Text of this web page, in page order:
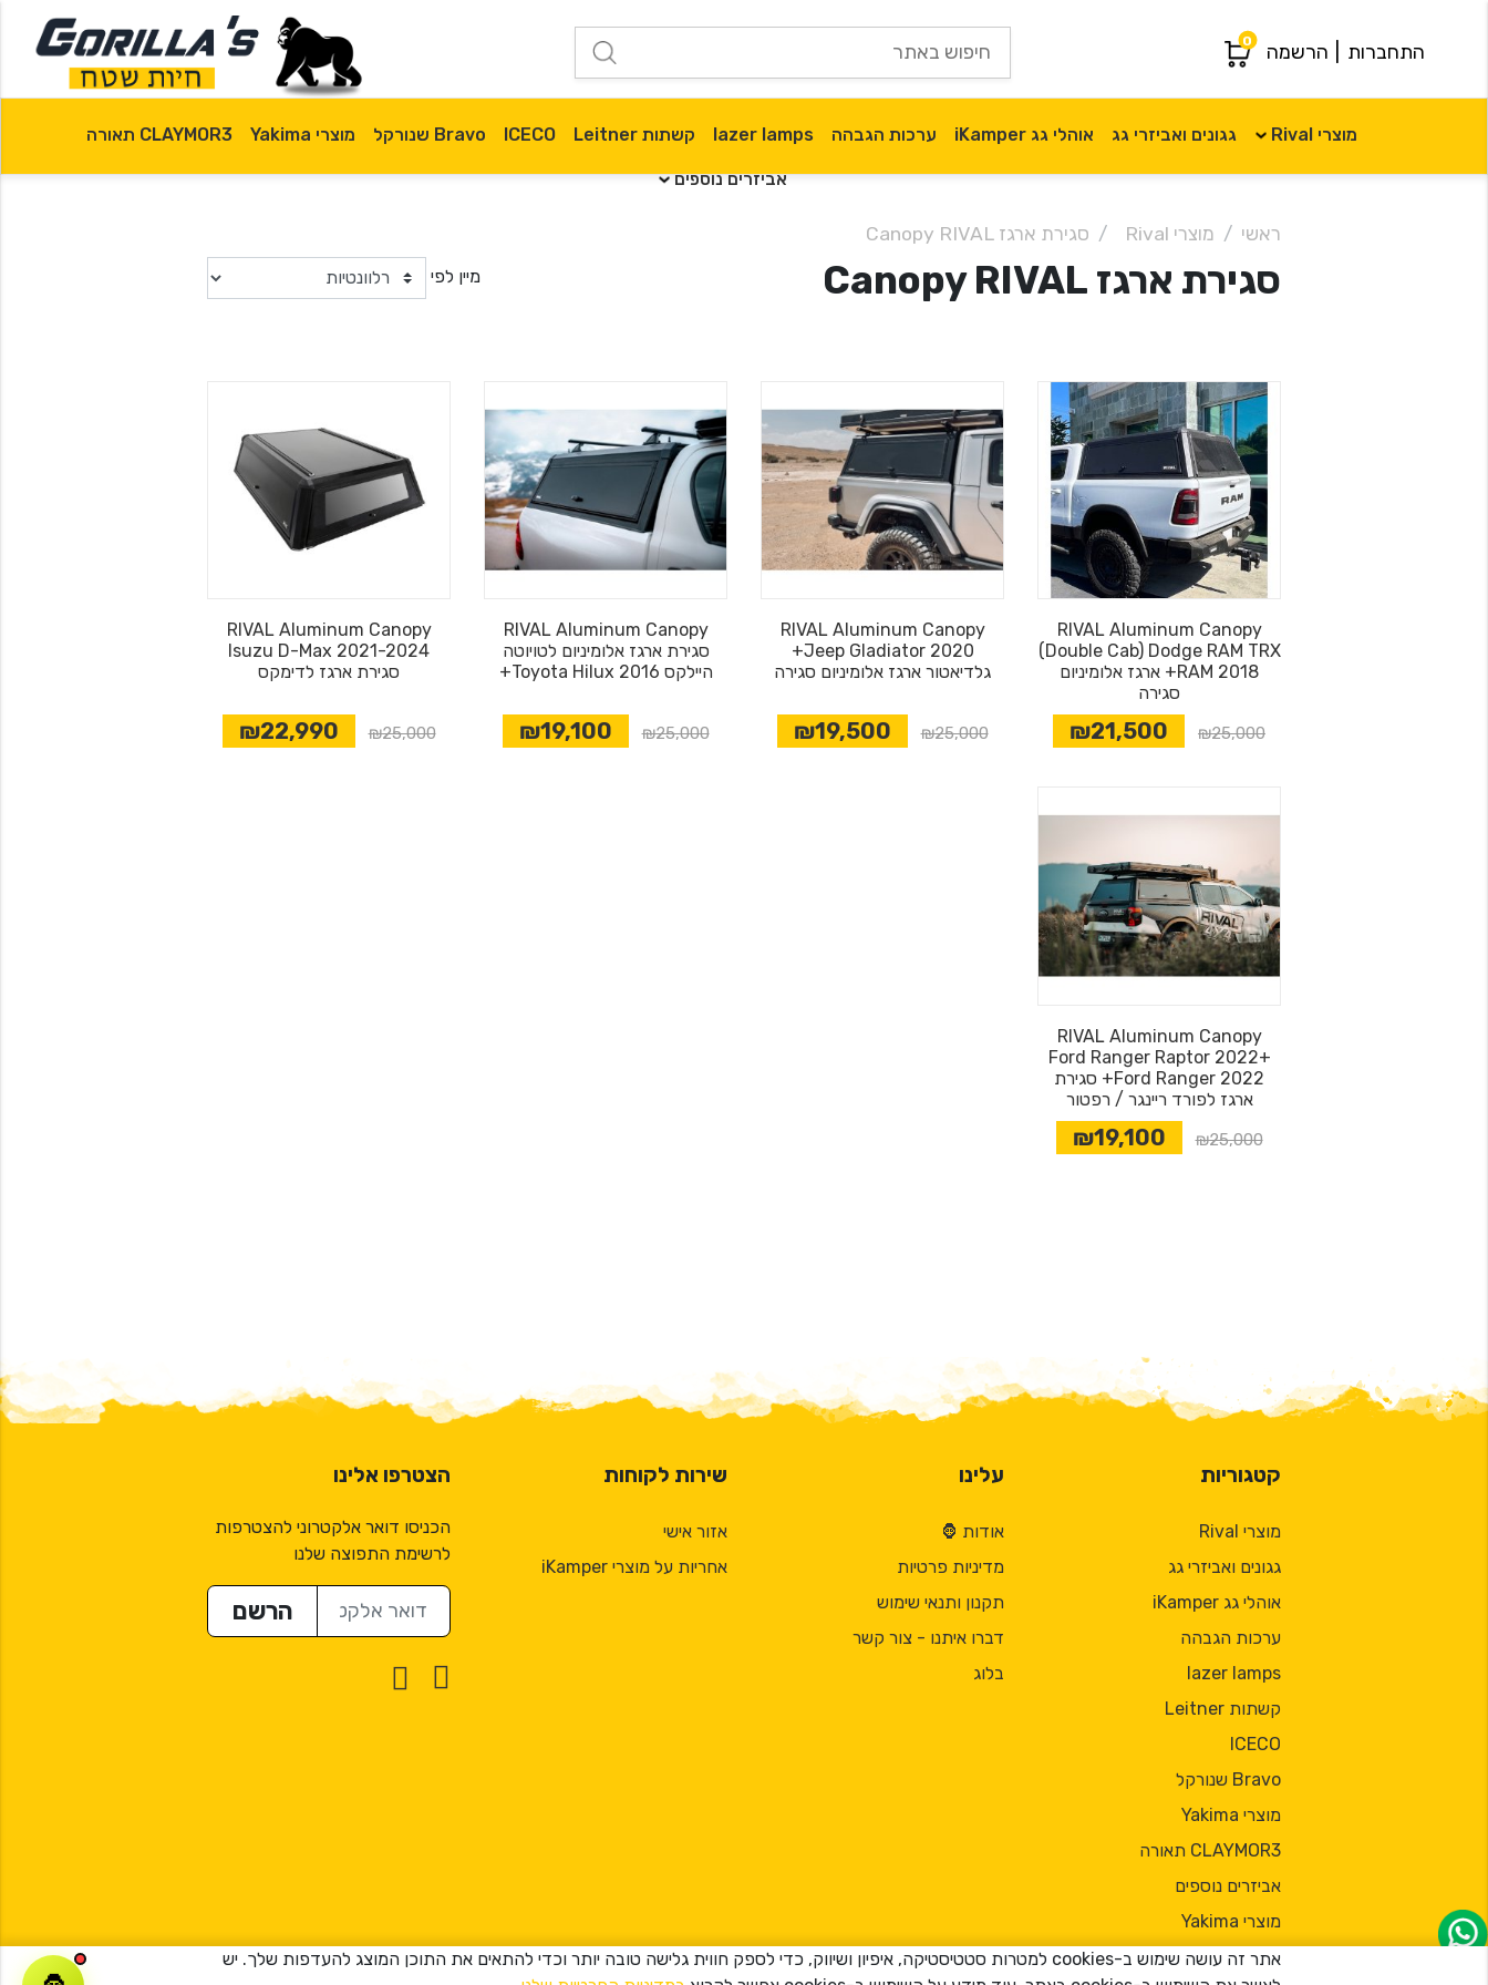
התחברות הרשמה 0
מוצרי Rival גגונים ואביזרי גג אוהלי גג iKamper ערכות הגבהה lazer lamps קשתות Leitner ICECO Bravo שנורקל מוצרי Yakima CLAYMOR3 תאורה
אביזרים נוספים
ראשי מוצרי Rival סגירת ארגז Canopy RIVAL
סגירת ארגז Canopy RIVAL מיין לפי
RIVAL Aluminum Canopy
(Double Cab) Dodge RAM TRX
RAM 2018+ ארגז אלומיניום
סגירה
₪25,000
₪21,500
RIVAL Aluminum Canopy
Jeep Gladiator 2020+
גלדיאטור ארגז אלומיניום סגירה
₪25,000
₪19,500
RIVAL Aluminum Canopy
סגירת ארגז אלומיניום לטויוטה
היילקס Toyota Hilux 2016+
₪25,000
₪19,100
RIVAL Aluminum Canopy
Isuzu D-Max 2021-2024
סגירת ארגז לדימקס
₪25,000
₪22,990
RIVAL Aluminum Canopy
Ford Ranger Raptor 2022+
Ford Ranger 2022+ סגירת
ארגז לפורד ריינגר / רפטור
₪25,000
₪19,100
קטגוריות
מוצרי Rival
גגונים ואביזרי גג
אוהלי גג iKamper
ערכות הגבהה
lazer lamps
קשתות Leitner
ICECO
Bravo שנורקל
מוצרי Yakima
CLAYMOR3 תאורה
אביזרים נוספים
מוצרי Yakima
עלינו
אודות 🦍
מדיניות פרטיות
תקנון ותנאי שימוש
דברו איתנו - צור קשר
בלוג
שירות לקוחות
אזור אישי
אחריות על מוצרי iKamper
הצטרפו אלינו
הכניסו דואר אלקטרוני להצטרפות
לרשימת התפוצה שלנו
דואר אלקטרוני הרשם
אתר זה עושה שימוש ב-cookies למטרות סטטיסטיקה, איפיון ושיווק, כדי לספק חווית גלישה טובה יותר וכדי להתאים את התוכן המוצג להעדפות שלך. יש